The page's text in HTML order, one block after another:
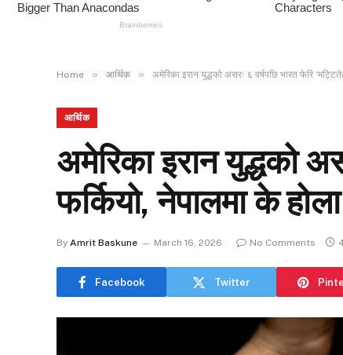
Home » आर्थिक » अमेरिका इरान युद्धको असरः ६ वर्षपछि भारत फेरि
आर्थिक
अमेरिका इरान युद्धको
फर्कियो, नेपालमा के
By Amrit Baskune March 16, 2026 No Comments
Facebook Twitter